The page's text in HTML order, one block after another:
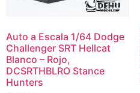
Auto a Escala 1/64 Dodge
Challenger SRT Hellcat
Blanco – Rojo,
DCSRTHBLRO Stance
Hunters